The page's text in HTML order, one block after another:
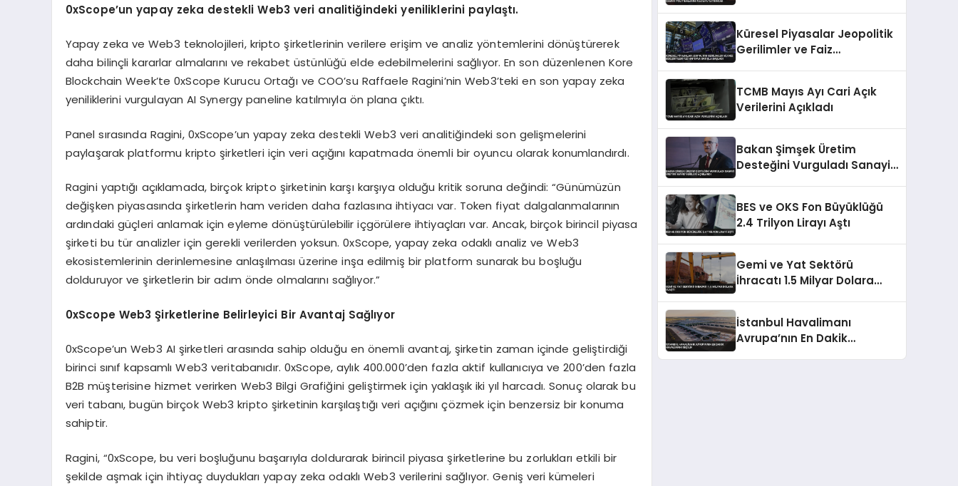
0xScope’un yapay zeka destekli Web3 veri analitiğindeki yeniliklerini paylaştı.
Yapay zeka ve Web3 teknolojileri, kripto şirketlerinin verilere erişim ve analiz yöntemlerini dönüştürerek
daha bilinçli kararlar almalarını ve rekabet üstünlüğü elde edebilmelerini sağlıyor. En son düzenlenen Kore
Blockchain Week’te 0xScope Kurucu Ortağı ve COO’su Raffaele Ragini’nin Web3’teki en son yapay zeka
yeniliklerini vurgulayan AI Synergy paneline katılmıyla ön plana çıktı.
Panel sırasında Ragini, 0xScope’un yapay zeka destekli Web3 veri analitiğindeki son gelişmelerini
paylaşarak platformu kripto şirketleri için veri açığını kapatmada önemli bir oyuncu olarak konumlandırdı.
Ragini yaptığı açıklamada, birçok kripto şirketinin karşı karşıya olduğu kritik soruna değindi: “Günümüzün
değişken piyasasında şirketlerin ham veriden daha fazlasına ihtiyacı var. Token fiyat dalgalanmalarının
ardındaki güçleri anlamak için eyleme dönüştürülebilir içgörülere ihtiyaçları var. Ancak, birçok birincil piyasa
şirketi bu tür analizler için gerekli verilerden yoksun. 0xScope, yapay zeka odaklı analiz ve Web3
ekosistemlerinin derinlemesine anlaşılması üzerine inşa edilmiş bir platform sunarak bu boşluğu
dolduruyor ve şirketlerin bir adım önde olmalarını sağlıyor.”
0xScope Web3 Şirketlerine Belirleyici Bir Avantaj Sağlıyor
0xScope’un Web3 AI şirketleri arasında sahip olduğu en önemli avantaj, şirketin zaman içinde geliştirdiği
birinci sınıf kapsamlı Web3 veritabanıdır. 0xScope, aylık 400.000’den fazla aktif kullanıcıya ve 200’den fazla
B2B müşterisine hizmet verirken Web3 Bilgi Grafiğini geliştirmek için yaklaşık iki yıl harcadı. Sonuç olarak bu
veri tabanı, bugün birçok Web3 kripto şirketinin karşılaştığı veri açığını çözmek için benzersiz bir konuma
sahiptir.
Ragini, “0xScope, bu veri boşluğunu başarıyla doldurarak birincil piyasa şirketlerine bu zorlukları etkili bir
şekilde aşmak için ihtiyaç duydukları yapay zeka odaklı Web3 verilerini sağlıyor. Geniş veri kümeleri
Küresel Piyasalar Jeopolitik
Gerilimler ve Faiz
TCMB Mayıs Ayı Cari Açık
Verilerini Açıkladı
Bakan Şimşek Üretim
Desteğini Vurguladı Sanayi
BES ve OKS Fon Büyüklüğü
2.4 Trilyon Lirayı Aştı
Gemi ve Yat Sektörü
İhracatı 1.5 Milyar Dolara
İstanbul Havalimanı
Avrupa’nın En Dakik